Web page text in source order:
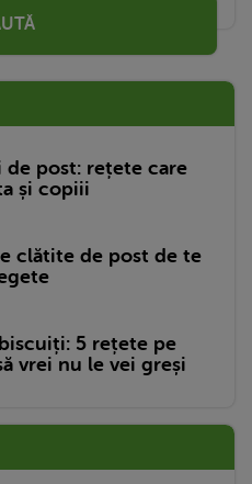
de post: rețete care
și copiii
clătite de post de te
5 rețete pe
vrei nu le vei greși